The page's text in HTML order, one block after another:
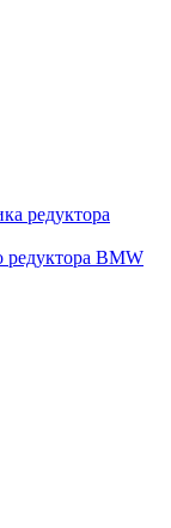
редуктора
редуктора BMW